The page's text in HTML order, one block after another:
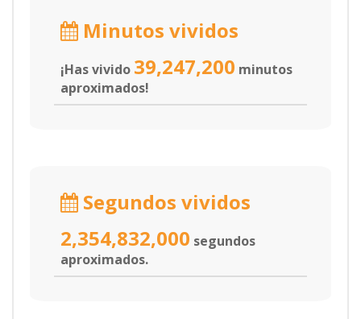
Minutos vividos
¡Has vivido 39,247,200 minutos
aproximados!
Segundos vividos
2,354,832,000 segundos
aproximados.